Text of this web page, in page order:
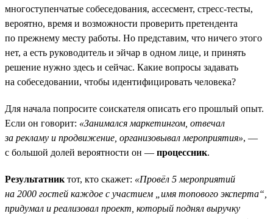
многоступенчатые собеседования, ассесмент, стресс-тесты,
вероятно, время и возможности проверить претендента
по прежнему месту работы. Но представим, что ничего этого
нет, а есть руководитель и эйчар в одном лице, и принять
решение нужно здесь и сейчас. Какие вопросы задавать
на собеседовании, чтобы идентифицировать человека?
Для начала попросите соискателя описать его прошлый опыт.
Если он говорит: «Занимался маркетингом, отвечал
за рекламу и продвижение, организовывал мероприятия», —
с большой долей вероятности он — процессник.
Результатник тот, кто скажет: «Провёл 5 мероприятий
на 2000 гостей каждое с участием „имя топового эксперта“,
придумал и реализовал проект, который поднял выручку